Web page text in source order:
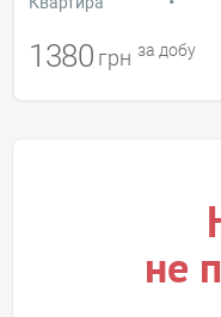
1380 грн за добу
не